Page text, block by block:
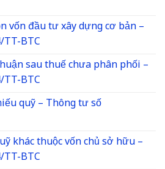
vốn đầu tư xây dựng cơ bản –
BTC
sau thuế chưa phân phối –
BTC
quỹ – Thông tư số
khác thuộc vốn chủ sở hữu –
BTC